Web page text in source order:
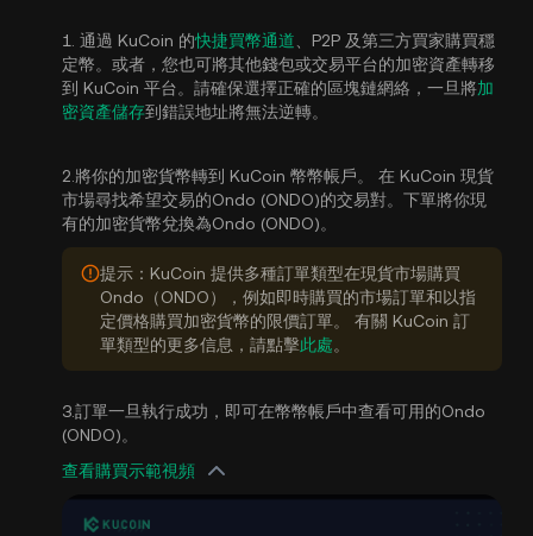
1. 通過 KuCoin 的快捷買幣通道 、P2P 及第三方買家購買穩
定幣。或者，您也可將其他錢包或交易平台的加密資產轉移
到 KuCoin 平台。請確保選擇正確的區塊鏈網絡，一旦將加
密資產儲存到錯誤地址將無法逆轉。
2.將你的加密貨幣轉到 KuCoin 幣幣帳戶。 在 KuCoin 現貨
市場尋找希望交易的Ondo (ONDO)的交易對。下單將你現
有的加密貨幣兌換為Ondo (ONDO)。
提示：KuCoin 提供多種訂單類型在現貨市場購買
Ondo（ONDO），例如即時購買的市場訂單和以指
定價格購買加密貨幣的限價訂單。 有關 KuCoin 訂
單類型的更多信息，請點擊此處。
3.訂單一旦執行成功，即可在幣幣帳戶中查看可用的Ondo
(ONDO)。
查看購買示範視頻